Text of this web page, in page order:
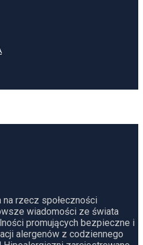
na rzecz społeczności
wiadomości ze świata
promujących bezpieczne i
alergenów z codziennego